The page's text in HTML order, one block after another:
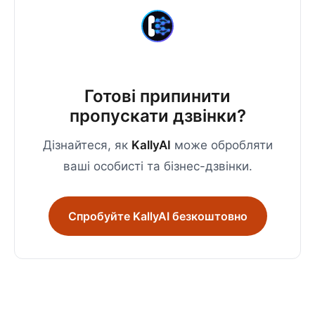
Готові припинити
пропускати дзвінки?
Дізнайтеся, як KallyAI може обробляти
ваші особисті та бізнес-дзвінки.
Спробуйте KallyAI безкоштовно